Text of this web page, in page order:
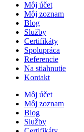
Môj účet
Môj zoznam
Blog
Služby
Certifikáty
Spolupráca
Referencie
Na stiahnutie
Kontakt
Môj účet
Môj zoznam
Blog
Služby